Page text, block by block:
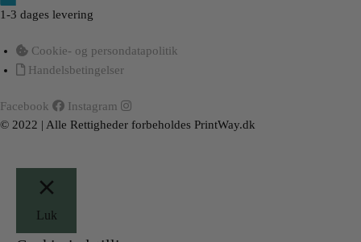
1-3 dages levering
Cookie- og persondatapolitik
Handelsbetingelser
Facebook
Instagram
© 2022 | Alle Rettigheder forbeholdes PrintWay.dk
Luk